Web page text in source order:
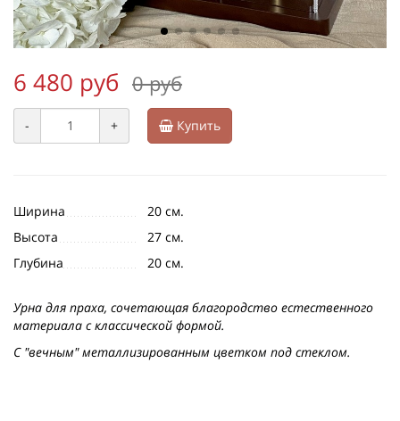
6 480 руб 0 руб
- + Купить
Ширина
20 см.
Высота
27 см.
Глубина
20 см.
Урна для праха, сочетающая благородство естественного
материала с классической формой.
С "вечным" металлизированным цветком под стеклом.